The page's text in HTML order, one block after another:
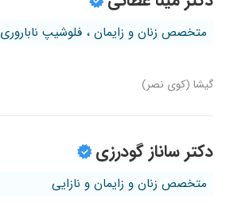
متخصص زنان و زایمان ، فلوشیپ ناباروری
گیشا (کوی نصر)
دکتر ساناز گودرزی
متخصص زنان و زایمان و نازایی